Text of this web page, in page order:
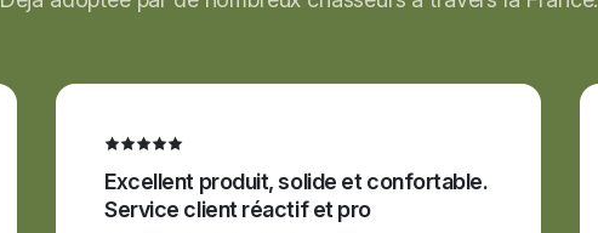
Excellent produit, solide et confortable.
Service client réactif et pro